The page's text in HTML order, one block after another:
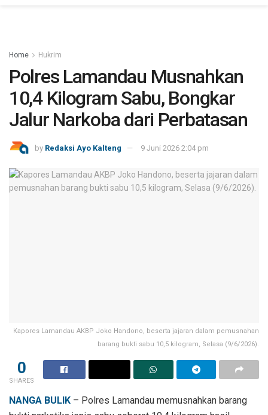
Home Hukrim
Polres Lamandau Musnahkan
10,4 Kilogram Sabu, Bongkar
Jalur Narkoba dari Perbatasan
by Redaksi Ayo Kalteng 9 Juni 2026 2:04 pm
Kapores Lamandau AKBP Joko Handono, beserta jajaran dalam pemusnahan
barang bukti sabu 10,5 kilogram, Selasa (9/6/2026).
0
SHARES
NANGA BULIK – Polres Lamandau memusnahkan barang